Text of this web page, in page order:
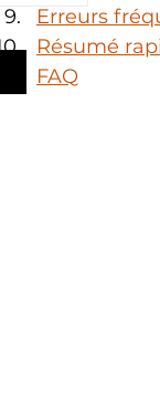
Erreurs
Résumé
FAQ